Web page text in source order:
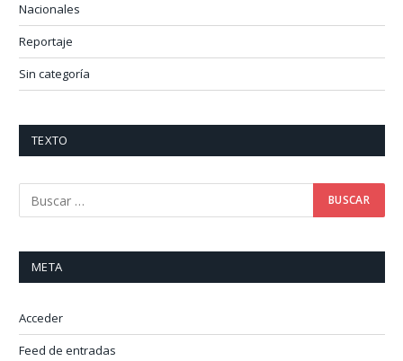
Nacionales
Reportaje
Sin categoría
TEXTO
META
Acceder
Feed de entradas